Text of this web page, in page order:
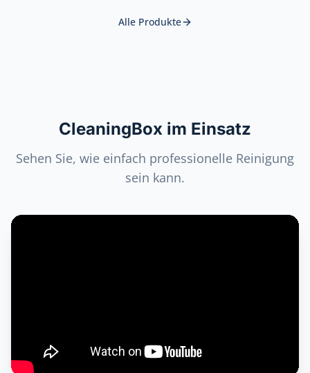
Alle Produkte
CleaningBox im Einsatz
Sehen Sie, wie einfach professionelle Reinigung
sein kann.